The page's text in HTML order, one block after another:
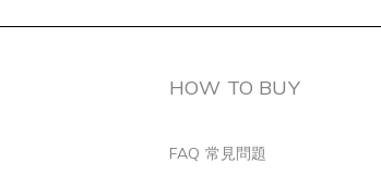
HOW TO BUY
FAQ 常見問題